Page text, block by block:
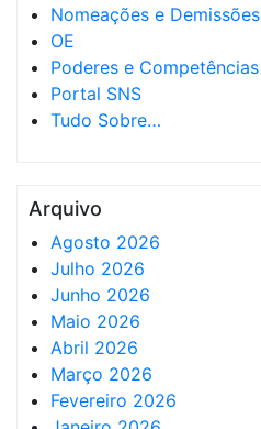
Nomeações e Demissões
OE
Poderes e Competências
Portal SNS
Tudo Sobre…
Arquivo
Agosto 2026
Julho 2026
Junho 2026
Maio 2026
Abril 2026
Março 2026
Fevereiro 2026